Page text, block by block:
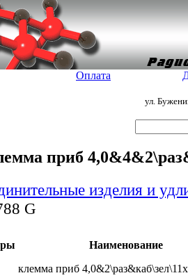
Оплата
ул.
приб
изделия и
G
Наименование
клемма приб